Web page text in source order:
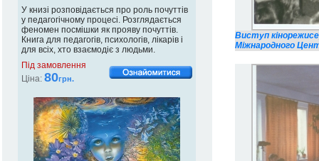
У книзі розповідається про роль почуттів
у педагогічному процесі. Розглядається
феномен посмішки як прояву почуттів.
Книга для педагогів, психологів, лікарів і
для всіх, хто взаємодіє з людьми.
Під замовлення
Ціна: 80грн.
Виступ
Міжнародного